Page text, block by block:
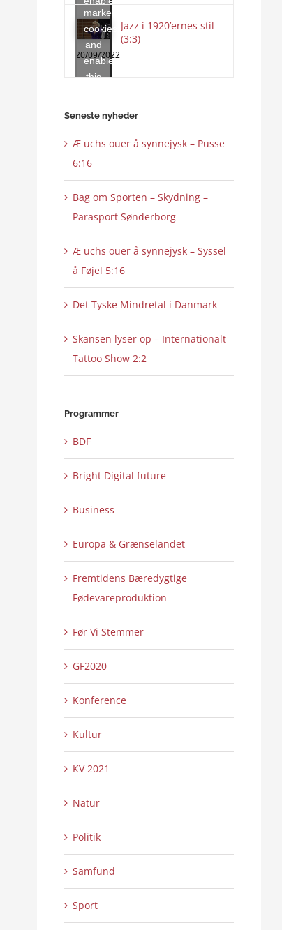
Den sidste fra Jutlandia
0 Kommentarer
Elstrup Mølle
this
content
marketing
cookies
and
enable
this
Jazz i 1920’ernes stil
(3:3)
20/09/2022
Seneste nyheder
Æ uchs ouer å synnejysk – Pusse
6:16
Bag om Sporten – Skydning –
Parasport Sønderborg
Æ uchs ouer å synnejysk – Syssel
å Føjel 5:16
Det Tyske Mindretal i Danmark
Skansen lyser op – Internationalt
Tattoo Show 2:2
Programmer
BDF
Bright Digital future
Business
Europa & Grænselandet
Fremtidens Bæredygtige
Fødevareproduktion
Før Vi Stemmer
GF2020
Konference
Kultur
KV 2021
Natur
Politik
Samfund
Sport